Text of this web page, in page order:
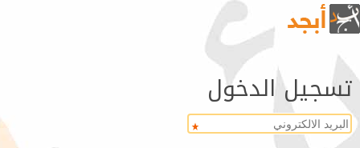
تسجيل الدخول